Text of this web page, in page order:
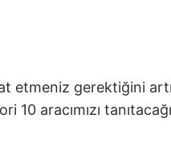
etmeniz gerektiğini
10 aracımızı